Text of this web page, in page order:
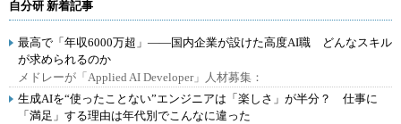
自分研 新着記事
最高で「年収6000万超」――国内企業が設けた高度AI職 どんなスキル
が求められるのか
メドレーが「Applied AI Developer」人材募集：
生成AIを“使ったことない”エンジニアは「楽しさ」が半分？ 仕事に
「満足」する理由は年代別でこんなに違った